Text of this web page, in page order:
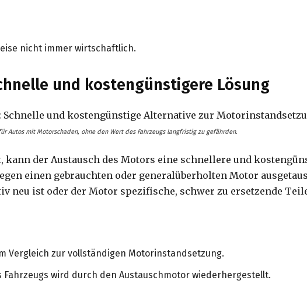
nicht immer wirtschaftlich.
und kostengünstigere Lösung
Autos mit Motorschaden, ohne den Wert des Fahrzeugs langfristig zu gefährden.
der Austausch des Motors eine schnellere und
einen gebrauchten oder generalüberholten Motor
neu ist oder der Motor spezifische, schwer zu ersetzende
Vergleich zur vollständigen Motorinstandsetzung.
wird durch den Austauschmotor wiederhergestellt.